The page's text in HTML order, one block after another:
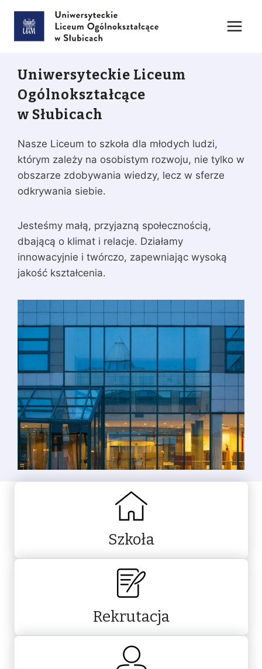
treści
Uniwersyteckie Liceum
Ogólnokształcące
w Słubicach
Nasze Liceum to szkoła dla młodych ludzi,
którym zależy na osobistym rozwoju, nie tylko w
obszarze zdobywania wiedzy, lecz w sferze
odkrywania siebie.
Jesteśmy małą, przyjazną społecznością,
dbającą o klimat i relacje. Działamy
innowacyjnie i twórczo, zapewniając wysoką
jakość kształcenia.
Szkoła
Rekrutacja